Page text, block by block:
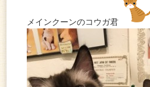
メインクーンのコウガ君